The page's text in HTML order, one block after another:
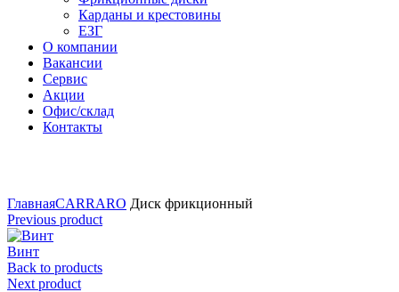
Карданы и крестовины
ЕЗГ
О компании
Вакансии
Сервис
Акции
Офис/склад
Контакты
ГлавнаяCARRARO Диск фрикционный
Previous product
Винт
Back to products
Next product